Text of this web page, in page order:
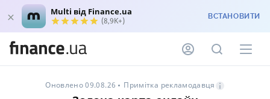
Multi від Finance.ua
(8,9K+) ВСТАНОВИТИ
Оновлено 09.08.26 Примітка рекламодавця